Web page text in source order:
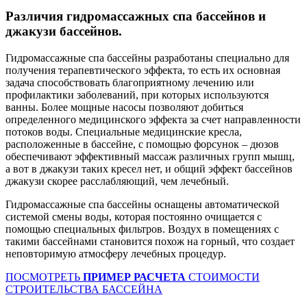
Различия гидромассажных спа бассейнов и
джакузи бассейнов.
Гидромассажные спа бассейны разработаны специально для
получения терапевтического эффекта, то есть их основная
задача способствовать благоприятному лечению или
профилактики заболеваний, при которых используются
ванны. Более мощные насосы позволяют добиться
определенного медицинского эффекта за счет направленности
потоков воды. Специальные медицинские кресла,
расположенные в бассейне, с помощью форсунок – дюзов
обеспечивают эффективный массаж различных групп мышц,
а вот в джакузи таких кресел нет, и общий эффект бассейнов
джакузи скорее расслабляющий, чем лечебный.
Гидромассажные спа бассейны оснащены автоматической
системой смены воды, которая постоянно очищается с
помощью специальных фильтров. Воздух в помещениях с
такими бассейнами становится похож на горный, что создает
неповторимую атмосферу лечебных процедур.
ПОСМОТРЕТЬ ПРИМЕР РАСЧЕТА СТОИМОСТИ
СТРОИТЕЛЬСТВА БАССЕЙНА